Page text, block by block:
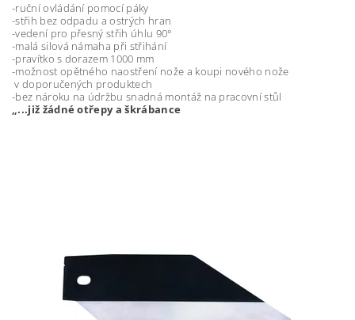
-ruční ovládání pomocí páky
-střih bez odpadu a ostrých hran
-vedení pro přesný střih úhlu 90°
-malá silová námaha při střihání
-pravítko s dorazem 1000 mm
-možnost opětného naostření nože a koupi nového nože
v doporučených produktech
-bez nároku na údržbu snadná montáž na pracovní stůl
„...již žádné otřepy a škrábance